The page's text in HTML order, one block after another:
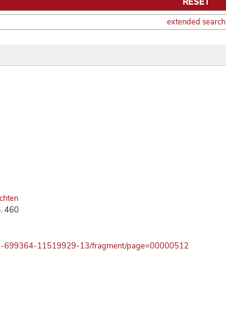
extended search
460
699364-11519929-13/fragment/page=00000512